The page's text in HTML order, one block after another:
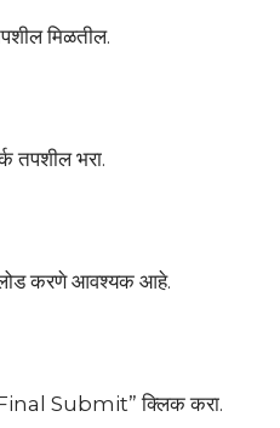
मिळतील.
तपशील भरा.
करणे आवश्यक आहे.
Submit” क्लिक करा.